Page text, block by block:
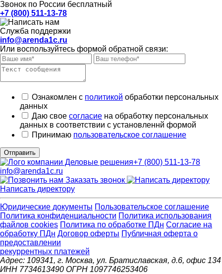
Звонок по России бесплатный
+7 (800) 511-13-78
Служба поддержки
info@arenda1c.ru
Или воспользуйтесь формой обратной связи:
Ознакомлен с политикой обработки персональных
данных
Даю свое согласие на обработку персональных
данных в соответствии с установленнй формой
Принимаю пользовательское соглашение
Отправить
+7 (800) 511-13-78
info@arenda1c.ru
Заказать звонок
Написать директору
Юридические документы Пользовательское соглашение
Политика конфиденциальности Политика использования
файлов cookies Политика по обработке ПДн Cогласие на
обработку ПДн Договор оферты Публичная оферта о
предоставлении
рекуррентных платежей
Адрес: 109341, г. Москва, ул. Братиславская, д.6, офис 134
ИНН 7734613490 ОГРН 1097746253406